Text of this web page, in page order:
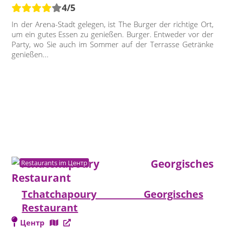
4/5
In der Arena-Stadt gelegen, ist The Burger der richtige Ort,
um ein gutes Essen zu genießen. Burger. Entweder vor der
Party, wo Sie auch im Sommer auf der Terrasse Getränke
genießen...
Restaurants im Центр
Tchatchapoury Georgisches
Restaurant
Центр